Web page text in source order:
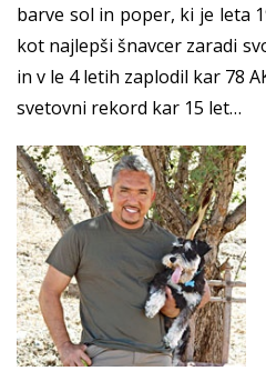
barve sol in poper, ki je leta
kot najlepši šnavcer zaradi
in v le 4 letih zaplodil kar 78
svetovni rekord kar 15 let…